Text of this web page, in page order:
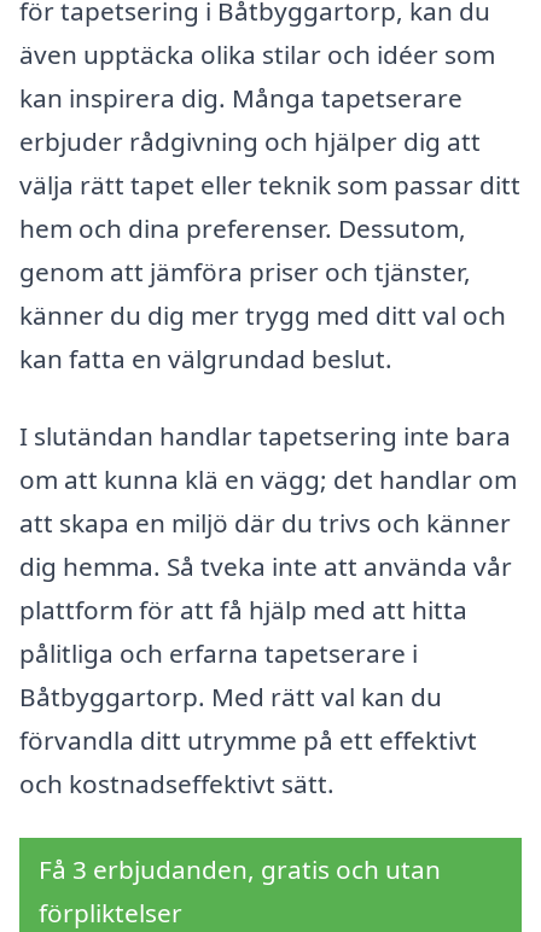
för tapetsering i Båtbyggartorp, kan du
även upptäcka olika stilar och idéer som
kan inspirera dig. Många tapetserare
erbjuder rådgivning och hjälper dig att
välja rätt tapet eller teknik som passar ditt
hem och dina preferenser. Dessutom,
genom att jämföra priser och tjänster,
känner du dig mer trygg med ditt val och
kan fatta en välgrundad beslut.
I slutändan handlar tapetsering inte bara
om att kunna klä en vägg; det handlar om
att skapa en miljö där du trivs och känner
dig hemma. Så tveka inte att använda vår
plattform för att få hjälp med att hitta
pålitliga och erfarna tapetserare i
Båtbyggartorp. Med rätt val kan du
förvandla ditt utrymme på ett effektivt
och kostnadseffektivt sätt.
Få 3 erbjudanden, gratis och utan
förpliktelser